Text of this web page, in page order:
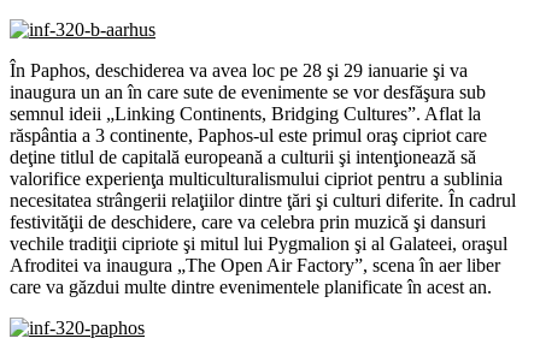
În Paphos, deschiderea va avea loc pe 28 şi 29 ianuarie şi va
inaugura un an în care sute de evenimente se vor desfăşura sub
semnul ideii „Linking Continents, Bridging Cultures”. Aflat la
răspântia a 3 continente, Paphos-ul este primul oraş cipriot care
deţine titlul de capitală europeană a culturii şi intenţionează să
valorifice experienţa multiculturalismului cipriot pentru a sublinia
necesitatea strângerii relaţiilor dintre ţări şi culturi diferite. În cadrul
festivităţii de deschidere, care va celebra prin muzică şi dansuri
vechile tradiţii cipriote şi mitul lui Pygmalion şi al Galateei, oraşul
Afroditei va inaugura „The Open Air Factory”, scena în aer liber
care va găzdui multe dintre evenimentele planificate în acest an.